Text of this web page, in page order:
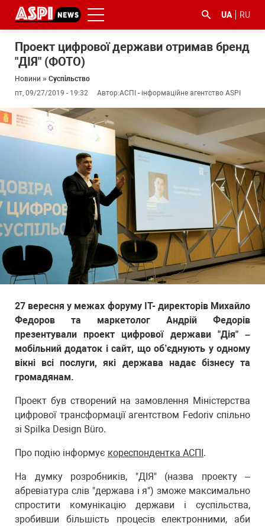
UA RU
Проект цифрової держави отримав бренд
"ДІЯ" (ФОТО)
Новини » Суспільство
пт, 09/27/2019 - 19:32
Автор:АСПІ - інформаційне агентство ASPI
27 вересня у межах форуму IT- директорів Михайло
Федоров та маркетолог Андрій Федорів
презентували проект цифрової держави "Дія" –
мобільний додаток і сайт, що об’єднують у одному
вікні всі послуги, які держава надає бізнесу та
громадянам.
Проект був створений на замовлення Міністерства
цифрової трансформації агентством Fedoriv спільно
зі Spilka Design Büro.
Про подію інформує кореспондентка АСПІ.
На думку розробників, "ДІЯ" (назва проекту –
абревіатура слів "держава і я") зможе максимально
спростити комунікацію держави і суспільства,
зробивши більшість процесів електронними, аби
#ООС
#боротьба
з
корупцією
#ДФС #Київ #коронавірус